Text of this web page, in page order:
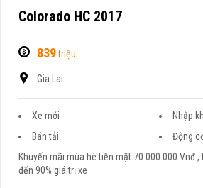
Colorado HC 2017
839triệu
Gia Lai
Xe mới
Nhập
Bán tải
Động
Khuyến mãi mùa hè tiền mặt 70.000.000 Vnđ
đến 90% giá trị xe